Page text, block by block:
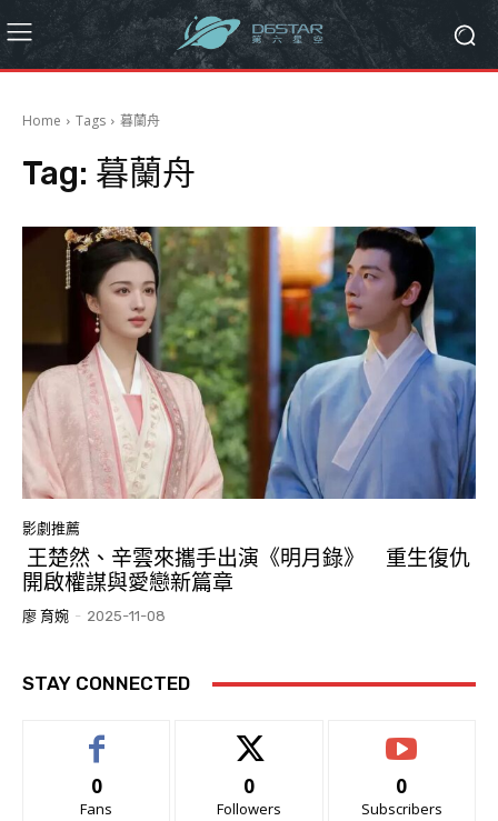
Home Tags 暮蘭舟
Tag: 暮蘭舟
影劇推薦
王楚然、辛雲來攜手出演《明月錄》 重生復仇
開啟權謀與愛戀新篇章
廖 育婉 - 2025-11-08
STAY CONNECTED
0
Fans
0
Followers
0
Subscribers